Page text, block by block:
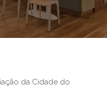
da Cidade do